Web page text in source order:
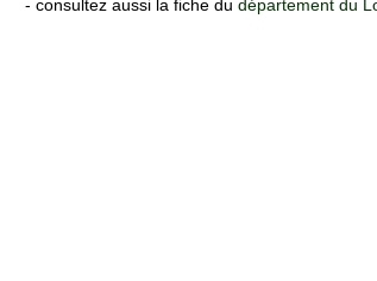
- consultez aussi la fiche du département du